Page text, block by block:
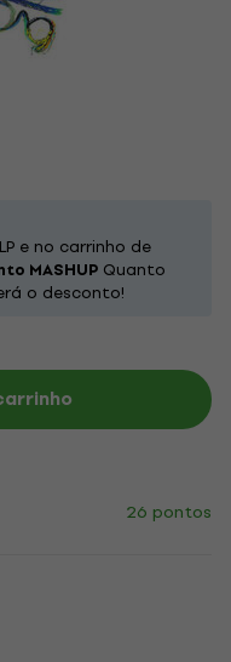
e no carrinho de
MASHUP Quanto
o desconto!
26 pontos